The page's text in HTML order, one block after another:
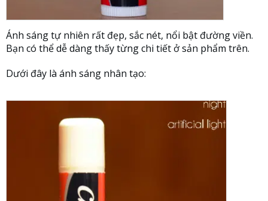
Ánh sáng tự nhiên rất đẹp, sắc nét, nổi bật đường viền.
Bạn có thể dễ dàng thấy từng chi tiết ở sản phẩm trên.
Dưới đây là ánh sáng nhân tạo: